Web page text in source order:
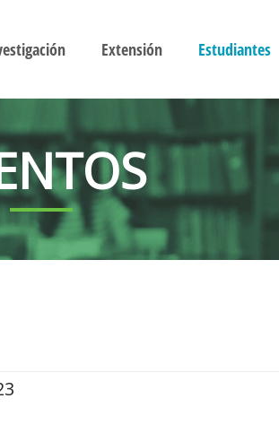
Extensión Estudiantes